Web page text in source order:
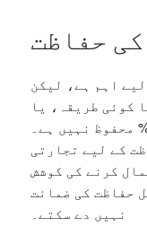
حفاظت
اہم ہے، لیکن
کوئی طریقہ، یا
اسٹوریج کا طریقہ 100% محفوظ نہیں ہے۔
کے لیے تجارتی
کرنے کی کوشش
حفاظت کی ضمانت
نہیں دے سکتے۔